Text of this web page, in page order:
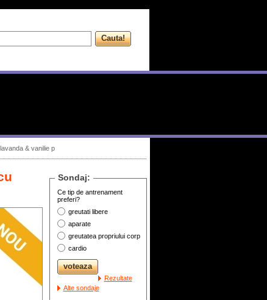
& vanilie p
Sondaj:
Ce tip de antrenament
preferi?
greutati libere
aparate
greutatea propriului corp
cardio
Rezultate
Alte sondaje